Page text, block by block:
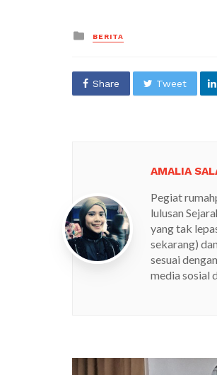
Posted
in
BERITA
Share Tweet
AMALIA
Pegiat
lulusan
yang tak
sekarang)
sesuai
media sosial